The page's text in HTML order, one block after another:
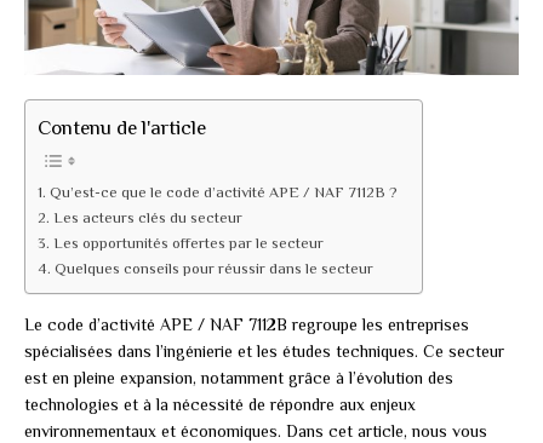
Contenu de l'article
Qu’est-ce que le code d’activité APE / NAF 7112B ?
Les acteurs clés du secteur
Les opportunités offertes par le secteur
Quelques conseils pour réussir dans le secteur
Le code d’activité APE / NAF 7112B regroupe les entreprises
spécialisées dans l’ingénierie et les études techniques. Ce secteur
est en pleine expansion, notamment grâce à l’évolution des
technologies et à la nécessité de répondre aux enjeux
environnementaux et économiques. Dans cet article, nous vous